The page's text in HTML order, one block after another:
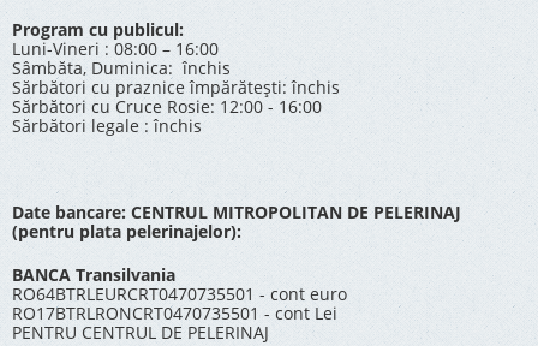
Program cu publicul:
Luni-Vineri : 08:00 – 16:00
Sâmbăta, Duminica: închis
Sărbători cu praznice împărătești: închis
Sărbători cu Cruce Rosie: 12:00 - 16:00
Sărbători legale : închis
Date bancare: CENTRUL MITROPOLITAN DE PELERINAJ
(pentru plata pelerinajelor):
BANCA Transilvania
RO64BTRLEURCRT0470735501 - cont euro
RO17BTRLRONCRT0470735501 - cont Lei
PENTRU CENTRUL DE PELERINAJ